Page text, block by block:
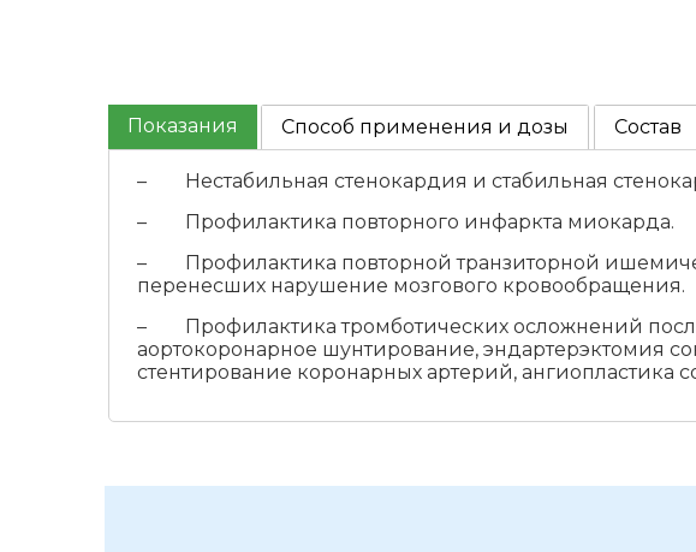
Показания Способ применения и дозы Состав
– Нестабильная стенокардия и стабильная
– Профилактика повторного инфаркта миокарда.
– Профилактика повторной транзиторной
перенесших нарушение мозгового кровообращения.
– Профилактика тромботических осложнений
аортокоронарное шунтирование, эндартерэктомия
стентирование коронарных артерий, ангиопластика